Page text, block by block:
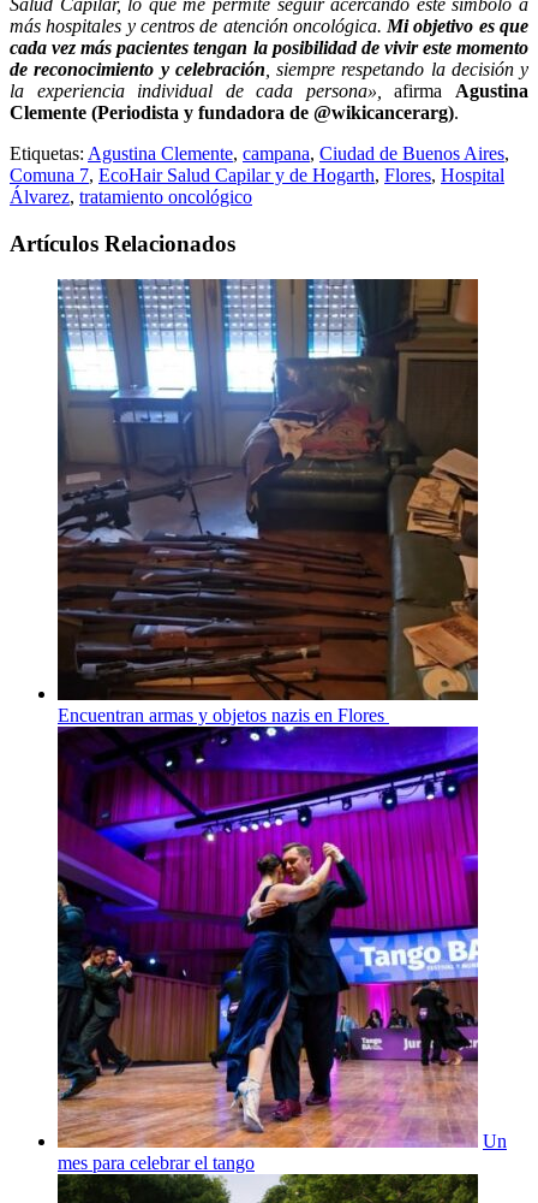
más hospitales y centros de atención oncológica. Mi objetivo es que
cada vez más pacientes tengan la posibilidad de vivir este momento
de reconocimiento y celebración , siempre respetando la decisión y
la experiencia individual de cada persona»,
afirma Agustina
Clemente (Periodista y fundadora de @wikicancerarg).
Etiquetas: Agustina Clemente, campana, Ciudad de Buenos Aires,
Comuna 7, EcoHair Salud Capilar y de Hogarth, Flores, Hospital
Álvarez, tratamiento oncológico
Artículos Relacionados
Encuentran armas y objetos nazis en Flores
Un
mes para celebrar el tango